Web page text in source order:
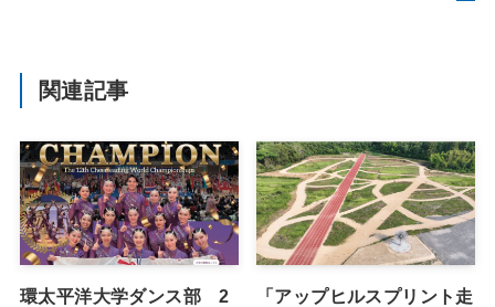
関連記事
環太平洋大学ダンス部 2
「アップヒルスプリント走